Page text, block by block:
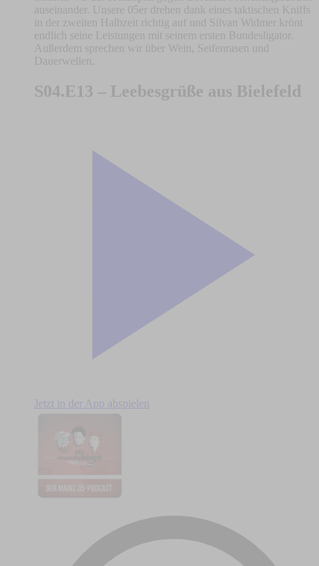
auseinander. Unsere 05er drehen dank eines taktischen Kniffs
in der zweiten Halbzeit richtig auf und Silvan Widmer krönt
endlich seine Leistungen mit seinem ersten Bundesligator.
Außerdem sprechen wir über Wein, Seifenrasen und
Dauerwellen.
S04.E13 – Leebesgrüße aus Bielefeld
Jetzt in der App abspielen